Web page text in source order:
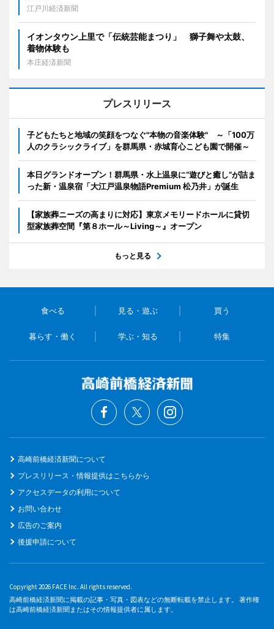
江戸川経済新聞
イオンタウン上里で「伝統芸能まつり」 獅子舞や太鼓、
着物体験も
本庄経済新聞
プレスリリース
子どもたちと地域の笑顔をつなぐ"本物の音楽体験" ～「100万
人のクラシックライブ」を群馬県・赤城育心こども園で開催～
本日グランドオープン！群馬県・水上温泉に“遊びと癒し”が詰ま
った新・温泉宿「大江戸温泉物語Premium 松乃井」が誕生
【家族葬ニーズの高まりに対応】東京メモリードホールに貸切
型家族葬空間『第８ホール～Living～』オープン
もっと見る
食べる 見る・遊ぶ 買う
暮らす・働く 学ぶ・知る 特集
高崎前橋経済新聞について
プレスリリース・情報提供はこちらから
アクセスデータの利用について
お問い合わせ
広告のご案内
後援申請について
Copyright 2026 FACE Inc. All rights reserved.
高崎前橋経済新聞に掲載の記事・写真・図表などの無断転載を禁止します。 著作権
は高崎前橋経済新聞またはその情報提供者に属します。